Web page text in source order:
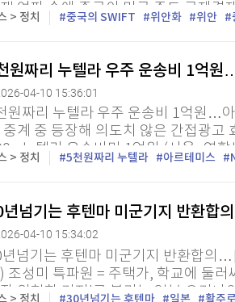
여파 속에 중국이 미국 주도 국제결
트)의 대항마로 내세우는 '국경 간 위
> 정치 중국의 SWIFT 위안화 위안
원짜리 누텔라 우주 운송비 1억
04-10 15:36:01
원짜리 누텔라 우주 운송비 1억원…
중계 중 등장해 의도치 않은 간접광
누텔라 운송비만 1억원 (서울=연
을 세운 '아르테미스 2호' 유인 달 탐
> 정치 5천원짜리 누텔라 아르테미스
년넘기는 후텐마 미군기지 반환
04-10 15:34:02
넘기는 후텐마 미군기지 반환합의
조성미 특파원 = 주택가, 학교에 둘
위험한 기지'로 불리는 일본 오키나
> 정치 30년넘기는 후텐마 일본 활주